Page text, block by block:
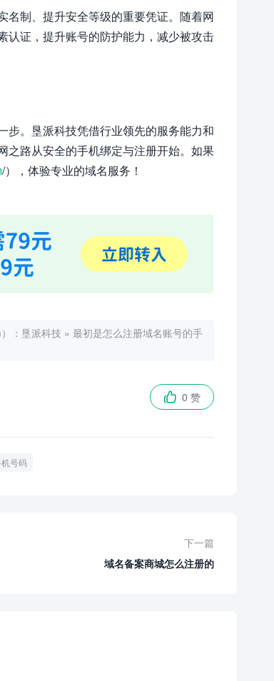
名制、提升安全等级的重要凭证。随着网
认证，提升账号的防护能力，减少被攻击
步。垦派科技凭借行业领先的服务能力和
之路从安全的手机绑定与注册开始。如果
/），体验专业的域名服务！
： 垦派科技 » 最初是怎么注册域名账号的手
 0 赞
号码
下一篇
域名备案商城怎么注册的